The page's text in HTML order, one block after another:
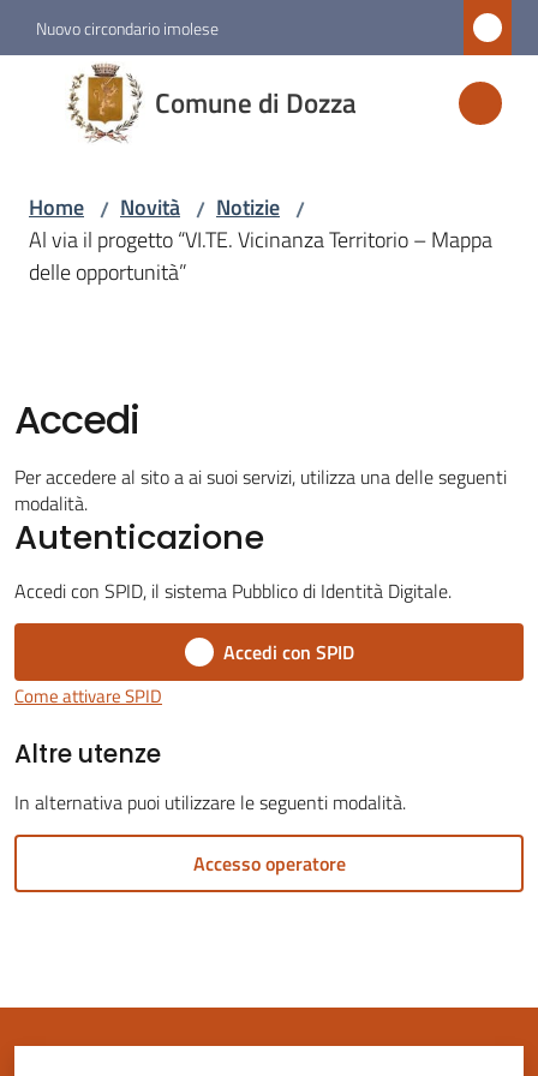
Vai al contenuto
Vai alla navigazione
Vai al footer
Nuovo circondario imolese
Comune di Dozza
Comune
di
Dozza
Amministrazione
Servizi
Vivere
Dozza
Servizi
line
Tutti
argomenti
Home / Novità / Notizie /
Al via il progetto “VI.TE. Vicinanza Territorio – Mappa
delle opportunità”
Accedi
Per accedere al sito a ai suoi servizi, utilizza una delle seguenti
modalità.
Autenticazione
Accedi con SPID, il sistema Pubblico di Identità Digitale.
Accedi con SPID
Come attivare SPID
Altre utenze
In alternativa puoi utilizzare le seguenti modalità.
Accesso operatore